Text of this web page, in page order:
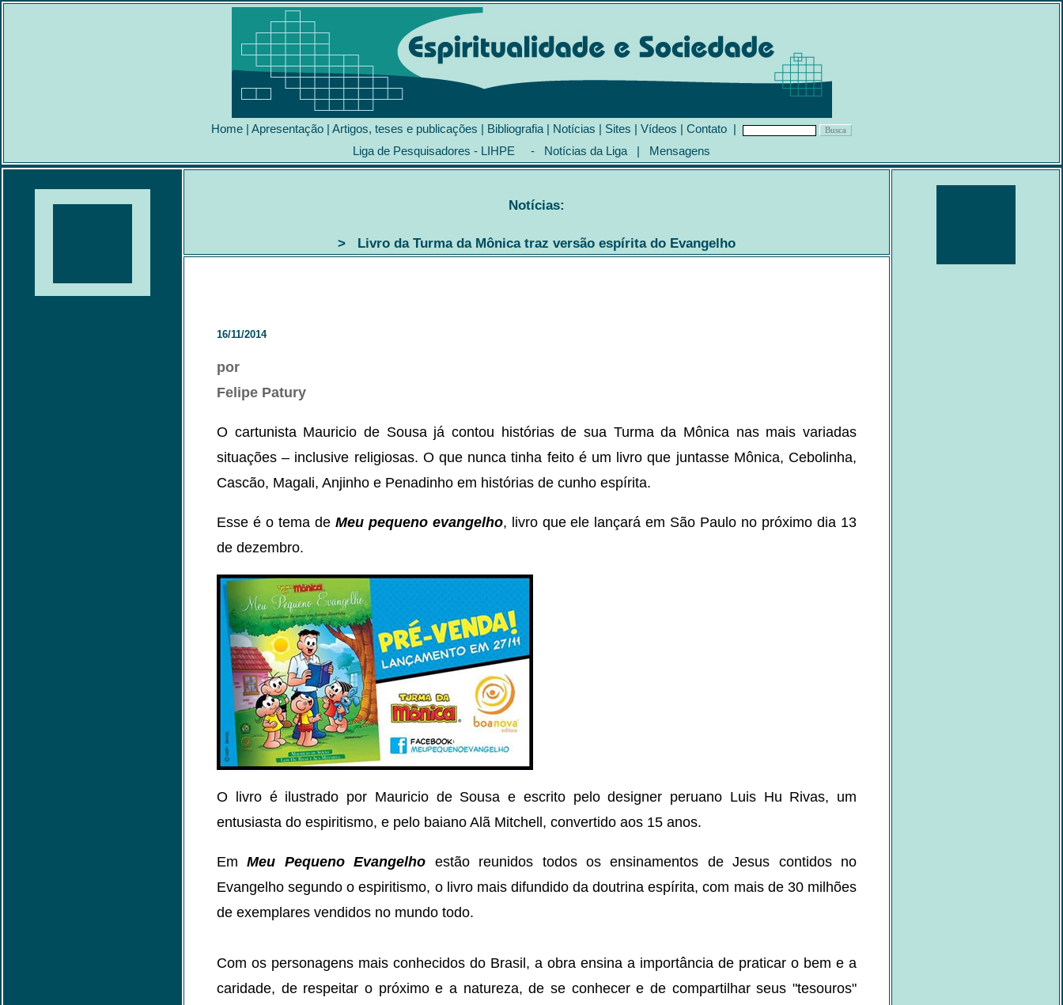
Home | Apresentação | Artigos, teses e publicações | Bibliografia | Notícias | Sites | Vídeos | Contato |
Liga de Pesquisadores - LIHPE - Notícias da Liga | Mensagens
Notícias:
> Livro da Turma da Mônica traz versão espírita do Evangelho
16/11/2014
por
Felipe Patury
O cartunista Mauricio de Sousa já contou histórias de sua Turma da Mônica nas mais variadas
situações – inclusive religiosas. O que nunca tinha feito é um livro que juntasse Mônica, Cebolinha,
Cascão, Magali, Anjinho e Penadinho em histórias de cunho espírita.
Esse é o tema de Meu pequeno evangelho, livro que ele lançará em São Paulo no próximo dia 13
de dezembro.
O livro é ilustrado por Mauricio de Sousa e escrito pelo designer peruano Luis Hu Rivas, um
entusiasta do espiritismo, e pelo baiano Alã Mitchell, convertido aos 15 anos.
EmMeu Pequeno Evangelho estão reunidos todos os ensinamentos de Jesus contidos no
Evangelho segundo o espiritismo, o livro mais difundido da doutrina espírita, com mais de 30 milhões
de exemplares vendidos no mundo todo.
Com os personagens mais conhecidos do Brasil, a obra ensina a importância de praticar o bem e a
caridade, de respeitar o próximo e a natureza, de se conhecer e de compartilhar seus "tesouros"